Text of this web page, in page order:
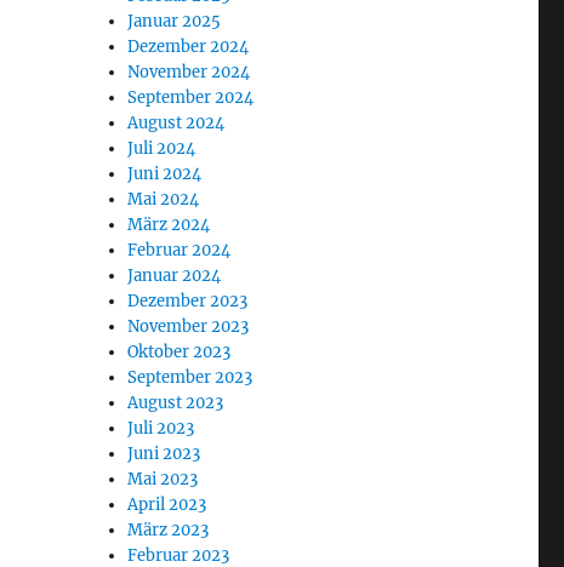
Januar 2025
Dezember 2024
November 2024
September 2024
August 2024
Juli 2024
Juni 2024
Mai 2024
März 2024
Februar 2024
Januar 2024
Dezember 2023
November 2023
Oktober 2023
September 2023
August 2023
Juli 2023
Juni 2023
Mai 2023
April 2023
März 2023
Februar 2023